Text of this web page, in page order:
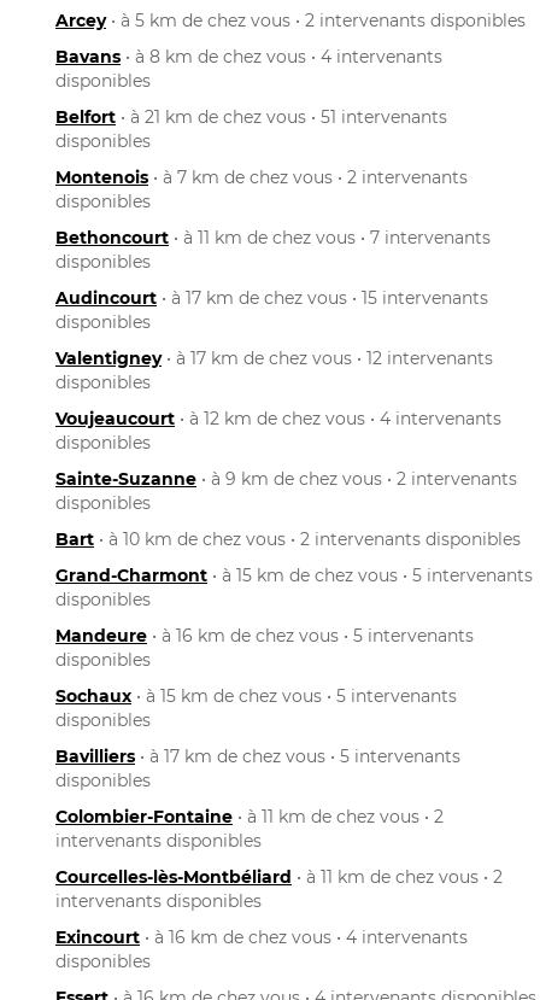
Arcey• à 5 km de chez vous • 2 intervenants disponibles
Bavans • à 8 km de chez vous • 4 intervenants
disponibles
Belfort • à 21 km de chez vous • 51 intervenants
disponibles
Montenois • à 7 km de chez vous • 2 intervenants
disponibles
Bethoncourt • à 11 km de chez vous • 7 intervenants
disponibles
Audincourt • à 17 km de chez vous • 15 intervenants
disponibles
Valentigney• à 17 km de chez vous • 12 intervenants
disponibles
Voujeaucourt • à 12 km de chez vous • 4 intervenants
disponibles
Sainte-Suzanne • à 9 km de chez vous • 2 intervenants
disponibles
Bart • à 10 km de chez vous • 2 intervenants disponibles
Grand-Charmont • à 15 km de chez vous • 5 intervenants
disponibles
Mandeure • à 16 km de chez vous • 5 intervenants
disponibles
Sochaux • à 15 km de chez vous • 5 intervenants
disponibles
Bavilliers • à 17 km de chez vous • 5 intervenants
disponibles
Colombier-Fontaine • à 11 km de chez vous • 2
intervenants disponibles
Courcelles-lès-Montbéliard • à 11 km de chez vous • 2
intervenants disponibles
Exincourt • à 16 km de chez vous • 4 intervenants
disponibles